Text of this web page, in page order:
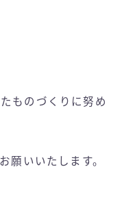
ものづくりに努め
願いいたします。